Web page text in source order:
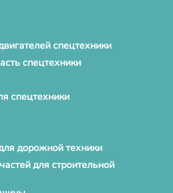
спецтехники
спецтехники
спецтехники
дорожной техники
для строительной